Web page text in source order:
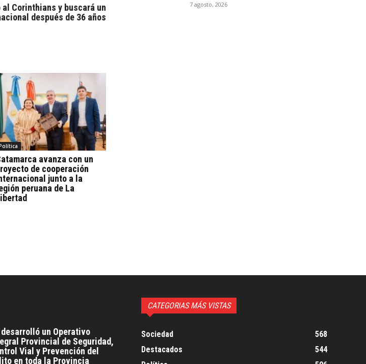
Corinthians y buscará un
después de 36 años
avanza con un
de cooperación
junto a la
peruana de La
7 agosto, 2026
desarrolló un Operativo
Provincial de Seguridad,
Vial y Prevención del
en toda la Provincia
CATEGORIAS MÁS VISTAS
Sociedad
568
Destacados
544